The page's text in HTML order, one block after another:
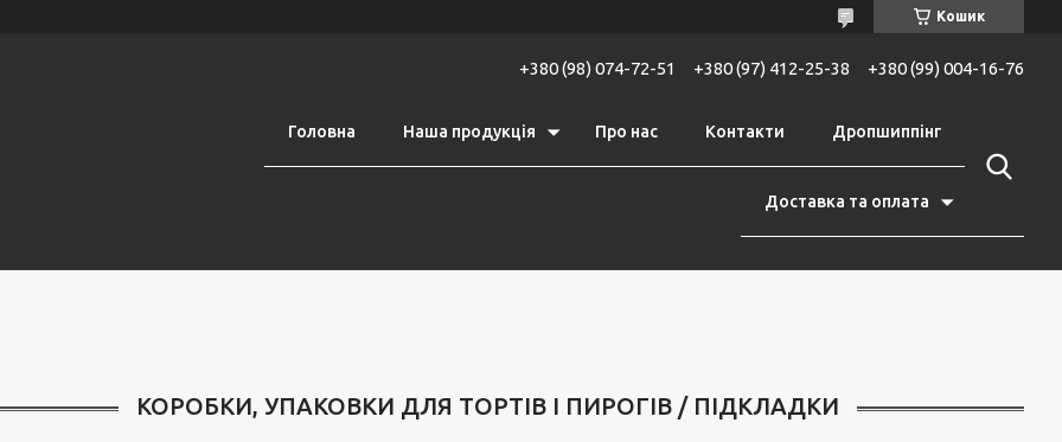
Кошик
+380 (98) 074-72-51 +380 (97) 412-25-38 +380 (99) 004-16-76
Головна Наша продукція Про нас Контакти Дропшиппінг
Доставка та оплата
КОРОБКИ, УПАКОВКИ ДЛЯ ТОРТІВ І ПИРОГІВ / ПІДКЛАДКИ